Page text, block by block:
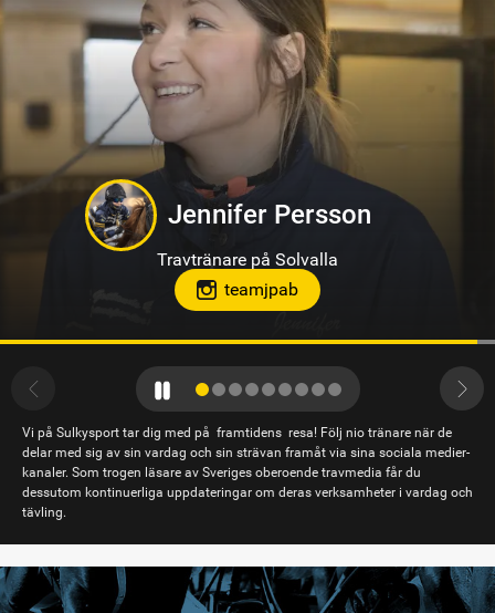
Hanna Forslin
Travtränare på Hagmyren, Hudiksvall
Vi på Sulkysport tar dig med på framtidens resa! Följ nio tränare när de
delar med sig av sin vardag och sin strävan framåt via sina sociala medier-
kanaler. Som trogen läsare av Sveriges oberoende travmedia får du
dessutom kontinuerliga uppdateringar om deras verksamheter i vardag och
tävling.